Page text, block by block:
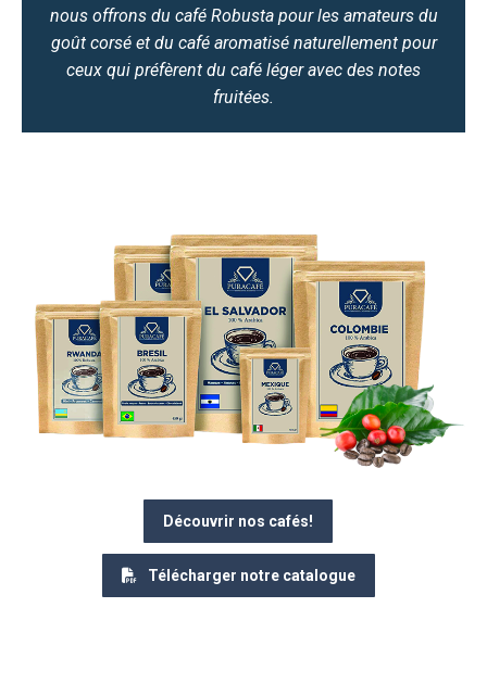
nous offrons du café Robusta pour les amateurs du
goût corsé et du café aromatisé naturellement pour
ceux qui préfèrent du café léger avec des notes
fruitées.
Découvrir nos cafés!
Télécharger notre catalogue